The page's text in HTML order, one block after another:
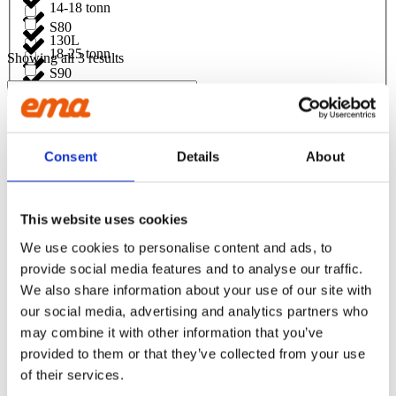
Consent Details About
This website uses cookies
We use cookies to personalise content and ads, to
provide social media features and to analyse our traffic.
We also share information about your use of our site with
our social media, advertising and analytics partners who
may combine it with other information that you’ve
provided to them or that they’ve collected from your use
of their services.
S80
S90
SMP105
SMP155
130L
1350L
140L
145L
1500L
150L
1550L
14-18 tonn
18-25 tonn
18-30 T
30-40 T
4-6 tonn
40 tonn +
Showing all 3 results
Front tilt – Directly attached Huddig
/ St.BM – 20 degrees
ÅF login för att se pris
Front tilt – Directly attached L70-L90
/ St.BM – 20 degrees
ÅF login för att se pris
Front tilt – St.BM/St.BM – 20 degrees